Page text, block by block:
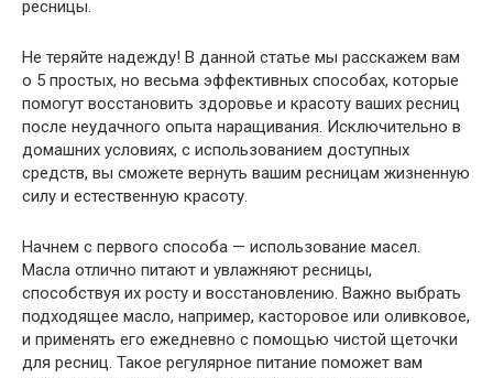
ресницы.
Не теряйте надежду! В данной статье мы расскажем вам
о 5 простых, но весьма эффективных способах, которые
помогут восстановить здоровье и красоту ваших ресниц
после неудачного опыта наращивания. Исключительно в
домашних условиях, с использованием доступных
средств, вы сможете вернуть вашим ресницам жизненную
силу и естественную красоту.
Начнем с первого способа — использование масел.
Масла отлично питают и увлажняют ресницы,
способствуя их росту и восстановлению. Важно выбрать
подходящее масло, например, касторовое или оливковое,
и применять его ежедневно с помощью чистой щеточки
для ресниц. Такое регулярное питание поможет вам